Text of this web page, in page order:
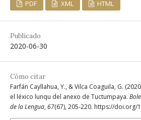
PDF XML HTML
Publicado
2020-06-30
Cómo citar
Farfán Cayllahua, Y., & Vilca Coaguila, G.
el léxico lunqu del anexo de Tuctumpaya.
de la Lengua, 67(67), 205-220. https://doi.org/